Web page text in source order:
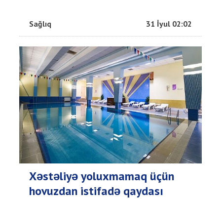
Sağlıq 31 İyul 02:02
Xəstəliyə yoluxmamaq üçün
hovuzdan istifadə qaydası